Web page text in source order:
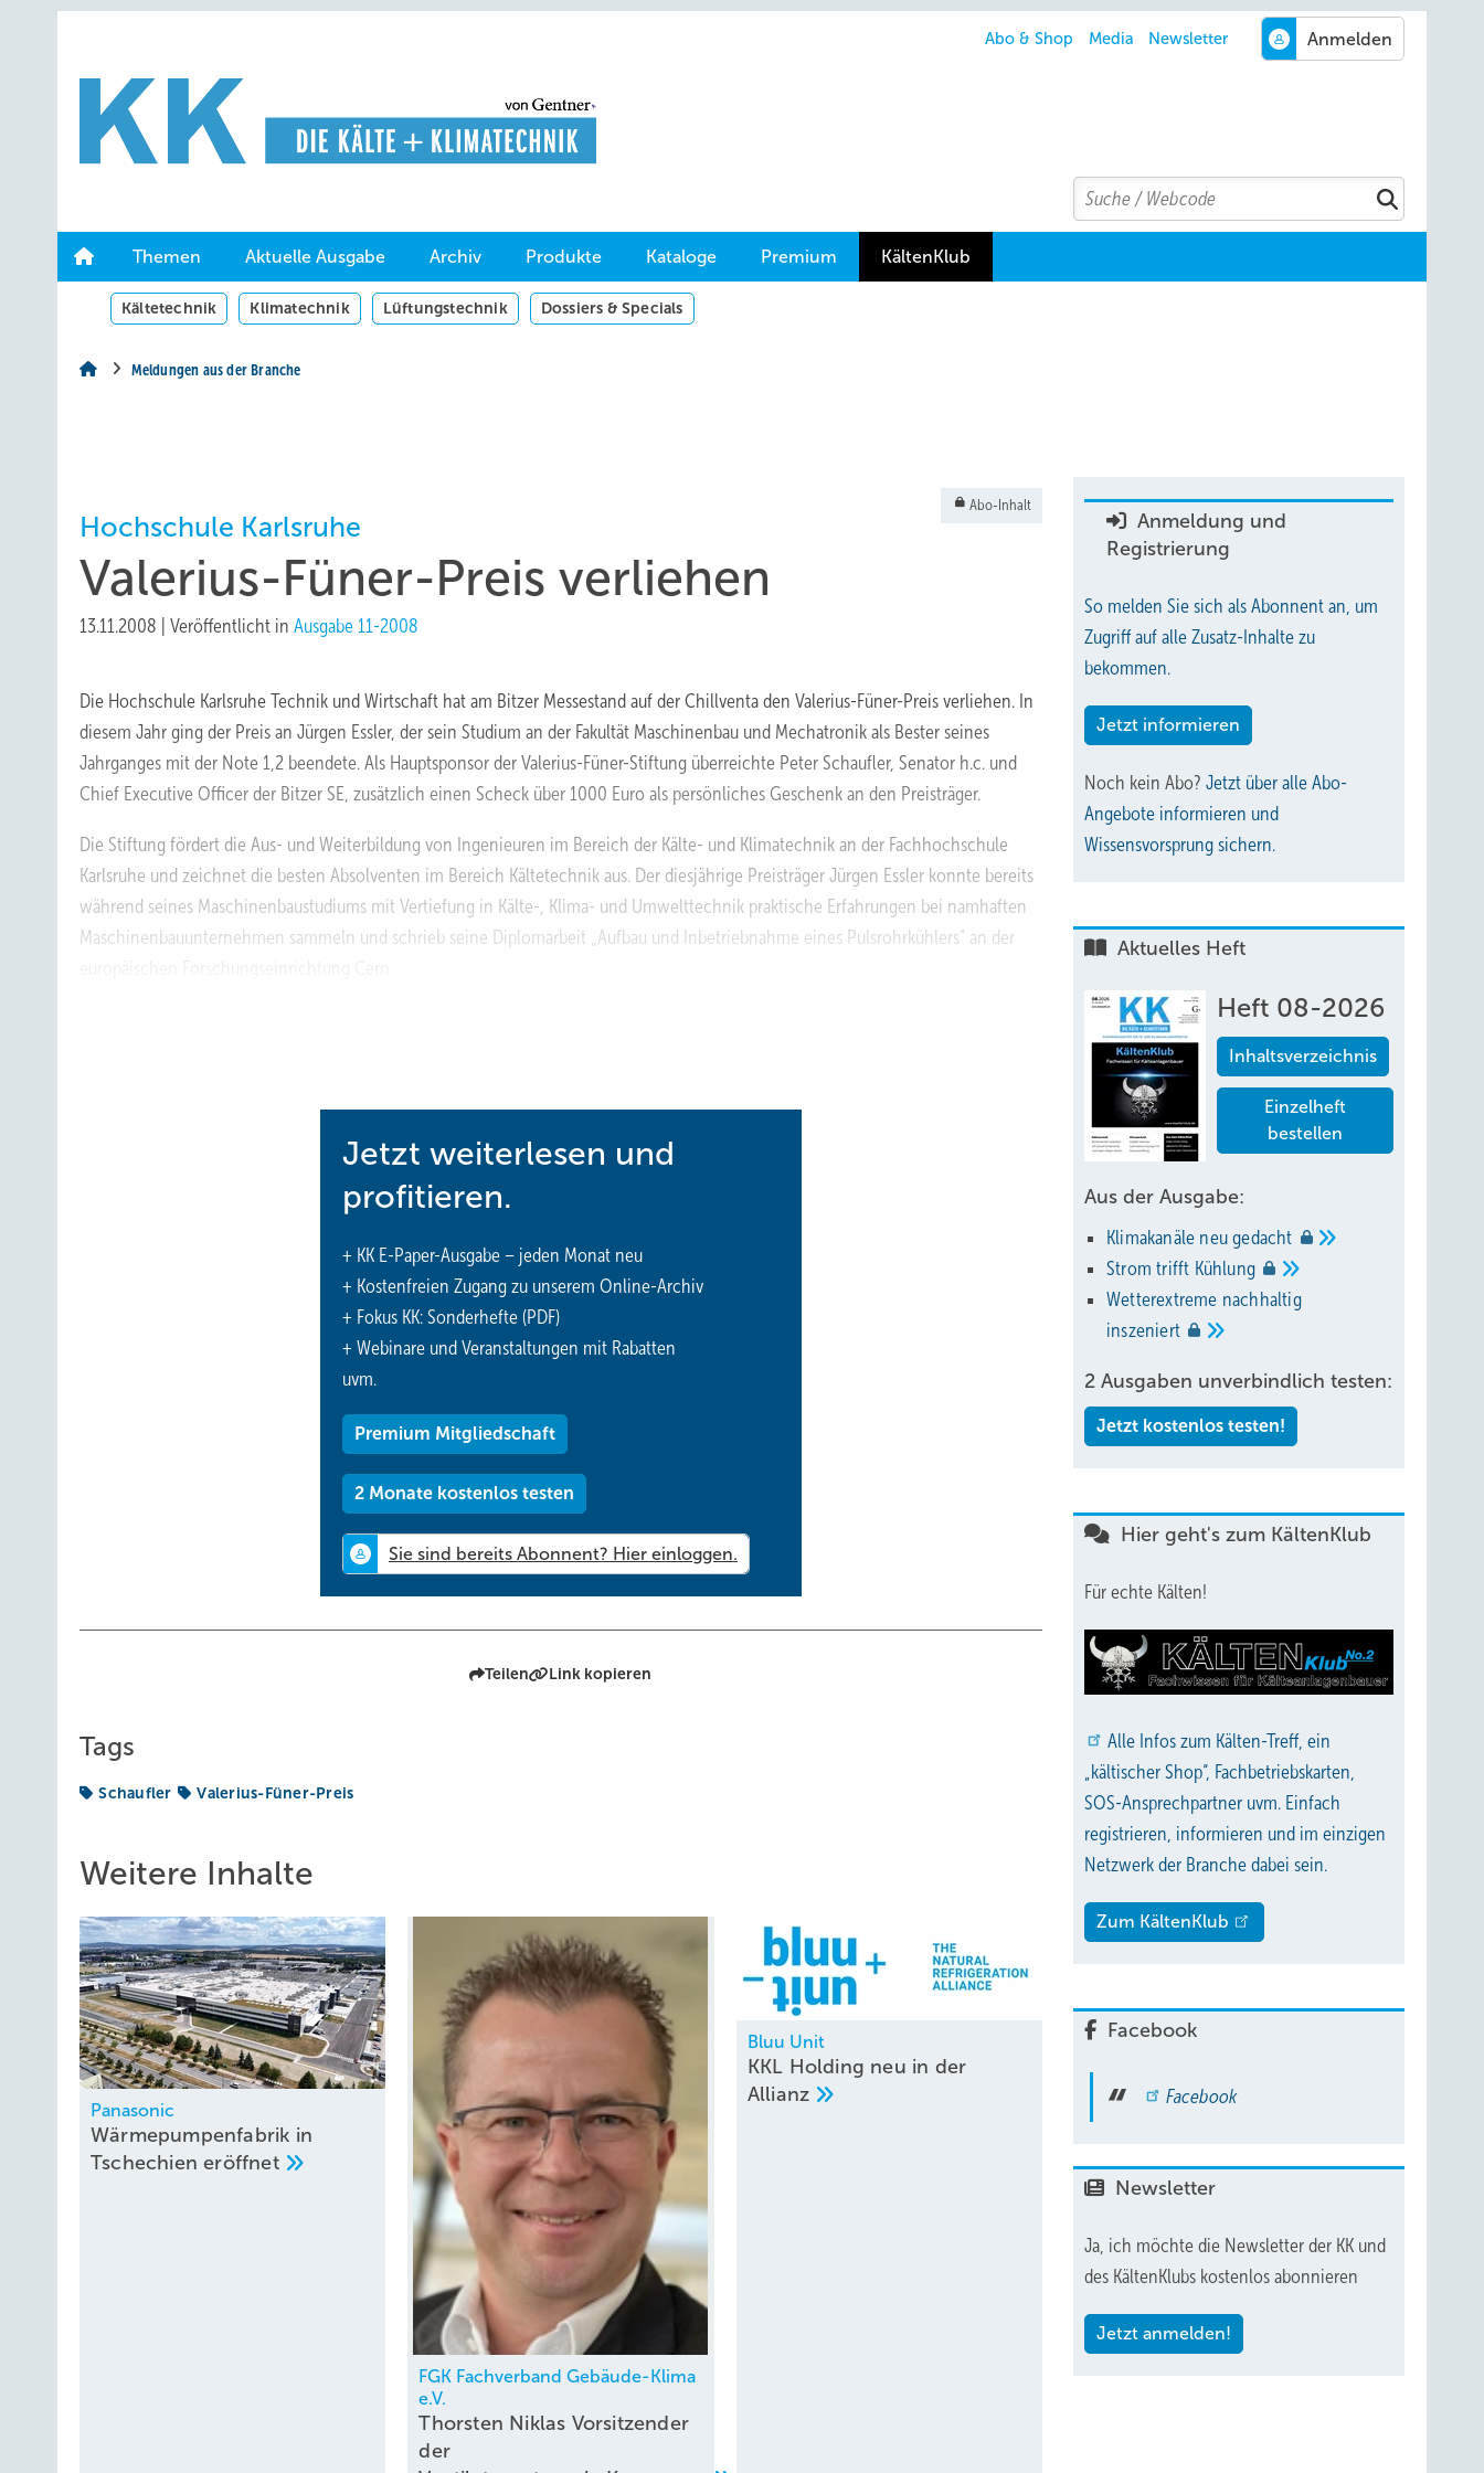
Hauptinhalt
Hauptmenü
Abo & Shop Media Newsletter
Search
Suchen
Themen Aktuelle Ausgabe Archiv Produkte Kataloge Premium KältenKlub
Kältetechnik Klimatechnik Lüftungstechnik Dossiers & Specials
Meldungen aus der Branche
Abo-Inhalt
Hochschule Karlsruhe
Valerius-Füner-Preis verliehen
13.11.2008 Veröffentlicht in Ausgabe 11-2008
Die Hochschule Karlsruhe Technik und Wirtschaft hat am Bitzer Messestand auf der Chillventa den Valerius-Füner-Preis verliehen. In
diesem Jahr ging der Preis an Jürgen Essler, der sein Studium an der Fakultät Maschinenbau und Mechatronik als Bester seines
Jahrganges mit der Note 1,2 beendete. Als Hauptsponsor der Valerius-Füner-Stiftung überreichte Peter Schaufler, Senator h.c. und
Chief Executive Officer der Bitzer SE, zusätzlich einen Scheck über 1000 Euro als persönliches Geschenk an den Preisträger.
Die Stiftung fördert die Aus- und Weiterbildung von Ingenieuren im Bereich der Kälte- und Klimatechnik an der Fachhochschule
Karlsruhe und zeichnet die besten Absolventen im Bereich Kältetechnik aus. Der diesjährige Preisträger Jürgen Essler konnte bereits
während seines Maschinenbaustudiums mit Vertiefung in Kälte-, Klima- und Umwelttechnik praktische Erfahrungen bei namhaften
Maschinenbauunternehmen sammeln und schrieb seine Diplomarbeit „Aufbau und Inbetriebnahme eines Pulsrohrkühlers“ an der
Jetzt weiterlesen und
profitieren.
+ KK E-Paper-Ausgabe – jeden Monat neu
+ Kostenfreien Zugang zu unserem Online-Archiv
+ Fokus KK: Sonderhefte (PDF)
+ Webinare und Veranstaltungen mit Rabatten
uvm.
Premium Mitgliedschaft
2 Monate kostenlos testen
Teilen Link kopieren
Tags
Schaufler Valerius-Füner-Preis
Weitere Inhalte
Panasonic
Wärmepumpenfabrik in
Tschechieneröffnet
FGK Fachverband Gebäude-Klima
e.V.
Thorsten Niklas Vorsitzender
der
Bluu Unit
KKL Holding neu in der
Allianz
Anmeldung und
Registrierung
So melden Sie sich als Abonnent an, um
Zugriff auf alle Zusatz-Inhalte zu
bekommen.
Jetzt informieren
Noch kein Abo? Jetzt über alle Abo-
Angebote informieren und
Wissensvorsprung sichern.
Aktuelles Heft
Heft 08-2026
Inhaltsverzeichnis
Einzelheft
bestellen
Aus der Ausgabe:
Klimakanäle neugedacht
Strom trifft Kühlung
Wetterextreme nachhaltig
inszeniert
2 Ausgaben unverbindlich testen:
Jetzt kostenlos testen!
Hier geht's zum KältenKlub
Für echte Kälten!
Alle Infos zum Kälten-Treff, ein
„kältischer Shop“, Fachbetriebskarten,
SOS-Ansprechpartner uvm. Einfach
registrieren, informieren und im einzigen
Netzwerk der Branche dabei sein.
Zum KältenKlub
Facebook
Facebook
Newsletter
Ja, ich möchte die Newsletter der KK und
des KältenKlubs kostenlos abonnieren
Jetzt anmelden!